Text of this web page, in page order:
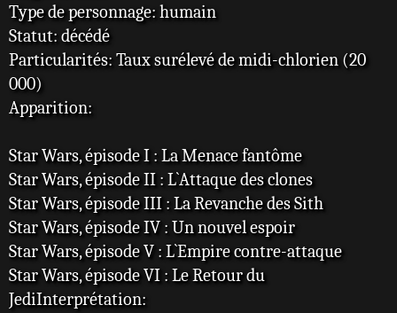
Type de personnage: humain
Statut: décédé
Particularités: Taux surélevé de midi-chlorien (20
000)
Apparition:
Star Wars, épisode I : La Menace fantôme
Star Wars, épisode II : L`Attaque des clones
Star Wars, épisode III : La Revanche des Sith
Star Wars, épisode IV : Un nouvel espoir
Star Wars, épisode V : L`Empire contre-attaque
Star Wars, épisode VI : Le Retour du
JediInterprétation: